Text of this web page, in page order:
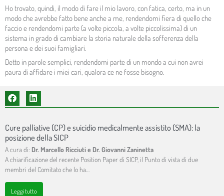
Ho trovato, quindi, il modo di fare il mio lavoro, con fatica, certo, ma in un
modo che avrebbe fatto bene anche a me, rendendomi fiera di quello che
faccio e rendendomi parte (a volte piccola, a volte piccolissima) di un
sistema in grado di cambiare la storia naturale della sofferenza della
persona e dei suoi famigliari.
Detto in parole semplici, rendendomi parte di un mondo a cui non avrei
paura di affidare i miei cari, qualora ce ne fosse bisogno.
Cure palliative (CP) e suicidio medicalmente assistito (SMA): la
posizione della SICP
A cura di: Dr. Marcello Ricciuti e Dr. Giovanni Zaninetta
A chiarificazione del recente Position Paper di SICP, il Punto di vista di due
membri del Comitato che lo ha…
Leggi tutto